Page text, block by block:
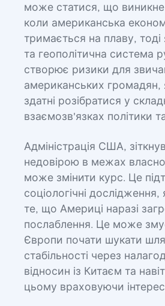
може статися, що
коли американська
тримається на плаву, тоді
та геополітична система
створює ризики для
американських громадян,
здатні розібратися у
взаємозв'язках політики
Адміністрація США,
недовірою в межах
може змінити курс. Це
соціологічні дослідження,
те, що Америці наразі
послаблення. Це може
Європи почати шукати
стабільності через
відносин із Китаєм та
цьому враховуючи